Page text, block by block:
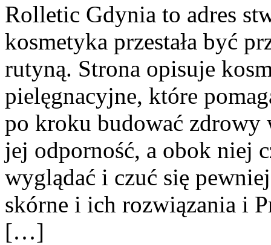
Rolletic Gdynia to adres
kosmetyka przestała być
rutyną. Strona opisuje
pielęgnacyjne, które
po kroku budować zdrowy
jej odporność, a obok niej
wyglądać i czuć się
skórne i ich rozwiązania i
[…]